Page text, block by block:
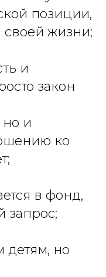
позиции,
своей жизни;
и
закон
но и
ко
в фонд,
запрос;
детям, но